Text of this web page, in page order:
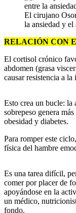
El cirujano
la ansiedad y
RELACIÓN CON
El cortisol crónico
abdomen (grasa
causar resistencia a
Esto crea un bucle: la
sobrepeso genera
obesidad y diabetes.
Para romper este
física del hambre
Es una tarea difícil,
comer por placer de
apoyándose en la
un médico,
fondo.